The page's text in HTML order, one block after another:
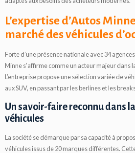
L’expertise d’Autos
marché des véhicules
Forte d’une présence nationale avec 34
Minne s’affirme comme un acteur majeur dans
L’entreprise propose une sélection variée de
aux SUV, en passant par les berlines et les
Un savoir-faire reconnu dans
véhicules
La société se démarque par sa capacité à
véhicules issus de 20 marques différentes.